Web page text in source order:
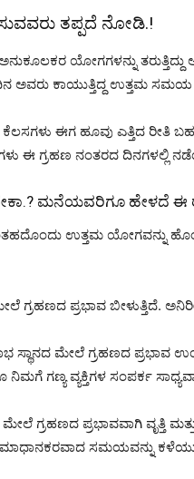
ತಪ್ಪದೆ ನೋಡಿ.!
ಯೋಗಗಳನ್ನು
ದಿನ ಅವರು ಕಾಯುತ್ತಿದ್ದ ಉತ್ತಮ
ಈಗ ಹೂವು ಎತ್ತಿದ ರೀತಿ
ಈ ಗ್ರಹಣ ನಂತರದ ದಿನಗಳಲ್ಲಿ
ಮನೆಯವರಿಗೂ ಹೇಳದೆ ಈ
ಉತ್ತಮ ಯೋಗವನ್ನು
ಗ್ರಹಣದ ಪ್ರಭಾವ ಬೀಳುತ್ತಿದೆ.
ಮೇಲೆ ಗ್ರಹಣದ ಪ್ರಭಾವ
ಗಣ್ಯ ವ್ಯಕ್ತಿಗಳ ಸಂಪರ್ಕ
ಗ್ರಹಣದ ಪ್ರಭಾವವಾಗಿ ವೃತ್ತಿ
ಸಮಯವನ್ನು